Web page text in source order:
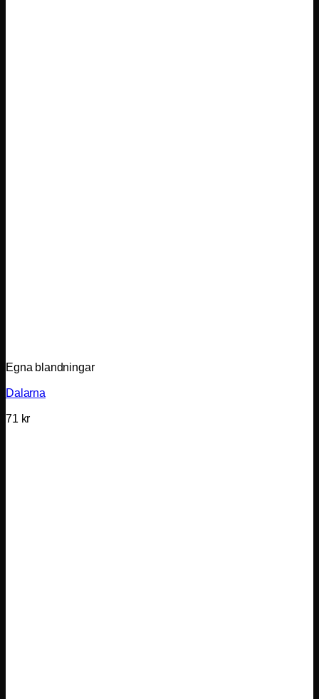
Egna blandningar
Dalarna
71 kr